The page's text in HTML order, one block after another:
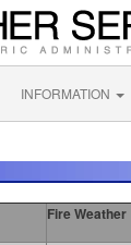
INFORMATION
Fire Weather